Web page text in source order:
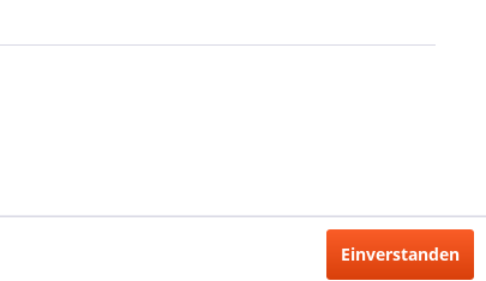
Einverstanden